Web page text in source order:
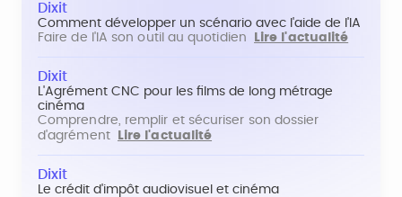
Dixit
Comment développer un scénario avec l'aide de l'IA
Faire de l'IA son outil au quotidien
Lire l'actualité
Dixit
L'Agrément CNC pour les films de long métrage
cinéma
Comprendre, remplir et sécuriser son dossier
d'agrément
Lire l'actualité
Dixit
Le crédit d'impôt audiovisuel et cinéma